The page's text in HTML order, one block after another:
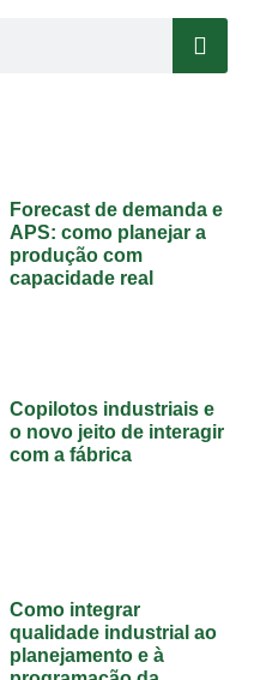
Forecast de demanda e
APS: como planejar a
produção com
capacidade real
Copilotos industriais e
o novo jeito de interagir
com a fábrica
Como integrar
qualidade industrial ao
planejamento e à